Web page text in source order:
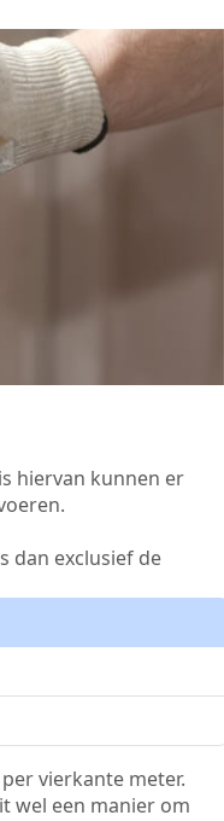
hiervan kunnen er
dan exclusief de
vierkante meter.
wel een manier om